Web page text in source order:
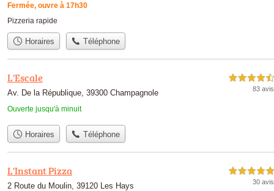
Fermée, ouvre à 17h30
Pizzeria rapide
Horaires Téléphone
L'Escale
Av. De la République, 39300 Champagnole
Ouverte jusqu'à minuit
4,5 étoiles sur 5
83 avis
Horaires Téléphone
L'Instant Pizza
2 Route du Moulin, 39120 Les Hays
5,0 étoiles sur 5
30 avis